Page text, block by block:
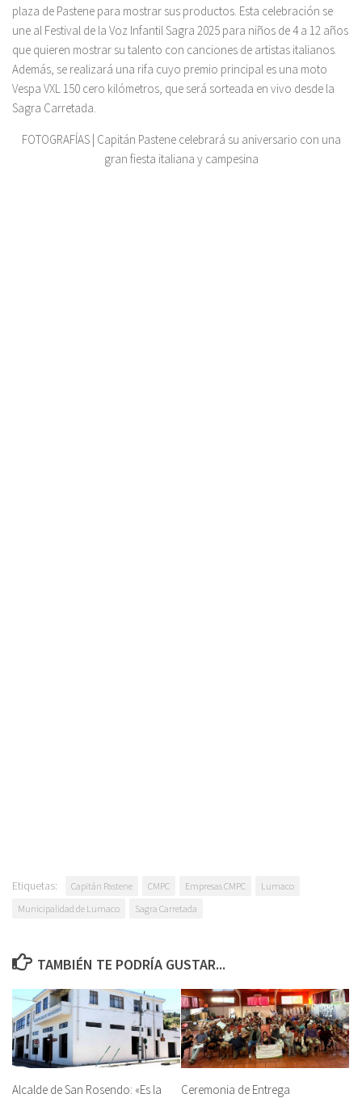
plaza de Pastene para mostrar sus productos. Esta celebración se
une al Festival de la Voz Infantil Sagra 2025 para niños de 4 a 12 años
que quieren mostrar su talento con canciones de artistas italianos.
Además, se realizará una rifa cuyo premio principal es una moto
Vespa VXL 150 cero kilómetros, que será sorteada en vivo desde la
Sagra Carretada.
FOTOGRAFÍAS | Capitán Pastene celebrará su aniversario con una
gran fiesta italiana y campesina
Etiquetas: Capitán Pastene CMPC Empresas CMPC
Lumaco
Municipalidad de Lumaco
Sagra Carretada
TAMBIÉN TE PODRÍA GUSTAR...
Alcalde de San Rosendo: «Es la
Ceremonia de Entrega